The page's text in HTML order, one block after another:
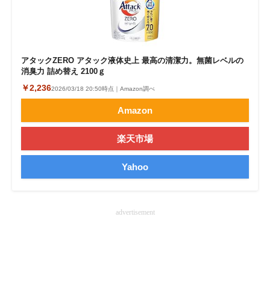
経営リーダーのコミュニティ
マーケ×ITの今がよく分かる
ITエンジニア向け専門サイト
製造業のIT導入・活用を支援
アタックZERO アタック液体史上 最高の清潔力。無菌レベルの
消臭力 詰め替え 2100ｇ
￥2,2362026/03/18 20:50時点｜Amazon調べ
Amazon
楽天市場
Yahoo
advertisement